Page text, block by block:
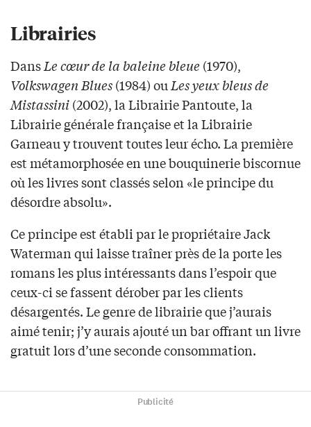
Librairies
DansLe cœur de la baleine bleue (1970),
Volkswagen Blues(1984) ouLes yeux bleus de
Mistassini(2002), la Librairie Pantoute, la
Librairie générale française et la Librairie
Garneau y trouvent toutes leur écho. La première
est métamorphosée en une bouquinerie biscornue
où les livres sont classés selon «le principe du
désordre absolu».
Ce principe est établi par le propriétaire Jack
Waterman qui laisse traîner près de la porte les
romans les plus intéressants dans l’espoir que
ceux-ci se fassent dérober par les clients
désargentés. Le genre de librairie que j’aurais
aimé tenir; j’y aurais ajouté un bar offrant un livre
gratuit lors d’une seconde consommation.
Publicité